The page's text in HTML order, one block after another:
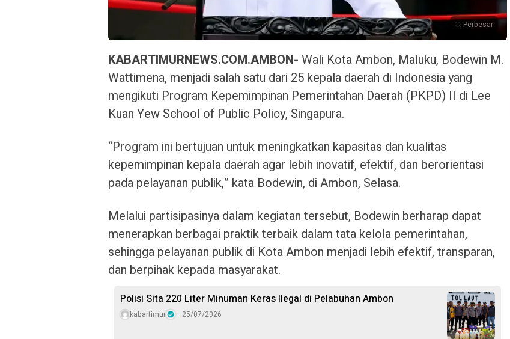
Perbesar
KABARTIMURNEWS.COM.AMBON- Wali Kota Ambon, Maluku, Bodewin M.
Wattimena, menjadi salah satu dari 25 kepala daerah di Indonesia yang
mengikuti Program Kepemimpinan Pemerintahan Daerah (PKPD) II di Lee
Kuan Yew School of Public Policy, Singapura.
“Program ini bertujuan untuk meningkatkan kapasitas dan kualitas
kepemimpinan kepala daerah agar lebih inovatif, efektif, dan berorientasi
pada pelayanan publik,” kata Bodewin, di Ambon, Selasa.
Melalui partisipasinya dalam kegiatan tersebut, Bodewin berharap dapat
menerapkan berbagai praktik terbaik dalam tata kelola pemerintahan,
sehingga pelayanan publik di Kota Ambon menjadi lebih efektif, transparan,
dan berpihak kepada masyarakat.
Polisi Sita 220 Liter Minuman Keras Ilegal di Pelabuhan Ambon
kabartimur 25/07/2026